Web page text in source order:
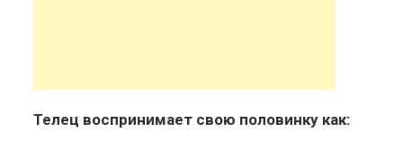
Телец воспринимает свою половинку как: